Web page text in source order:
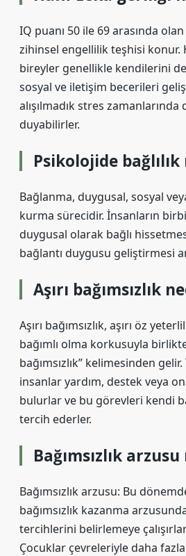
IQ puanı 50 ile 69 arasında
zihinsel engellilik teşhisi konur.
bireyler genellikle kendilerini
sosyal ve iletişim becerileri
alışılmadık stres
duyabilirler.
Psikolojide
Bağlanma, duygusal, sosyal
kurma sürecidir. İnsanların
duygusal olarak bağlı
bağlantı duygusu geliştirmesi
Aşırı bağımsızlık
Aşırı bağımsızlık, aşırı öz
bağımlı olma korkusuyla
bağımsızlık” kelimesinden
insanlar yardım, destek veya
bulurlar ve bu görevleri kendi
tercih ederler.
Bağımsızlık
Bağımsızlık arzusu: Bu
bağımsızlık kazanma
tercihlerini belirlemeye
Çocuklar çevreleriyle daha